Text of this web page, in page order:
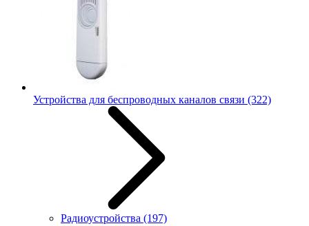
Устройства для беспроводных каналов связи (322)
Радиоустройства (197)